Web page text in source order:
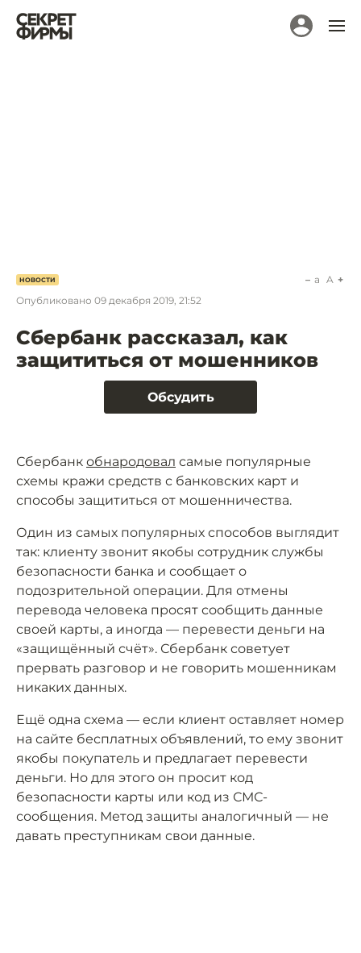
НОВОСТИ
Опубликовано 09 декабря 2019, 21:52
a A
Сбербанк рассказал, как
защититься от мошенников
Обсудить
Сбербанк обнародовал самые популярные
схемы кражи средств с банковских карт и
способы защититься от мошенничества.
Один из самых популярных способов выглядит
так: клиенту звонит якобы сотрудник службы
безопасности банка и сообщает о
подозрительной операции. Для отмены
перевода человека просят сообщить данные
своей карты, а иногда — перевести деньги на
«защищённый счёт». Сбербанк советует
прервать разговор и не говорить мошенникам
никаких данных.
Ещё одна схема — если клиент оставляет номер
на сайте бесплатных объявлений, то ему звонит
якобы покупатель и предлагает перевести
деньги. Но для этого он просит код
безопасности карты или код из СМС-
сообщения. Метод защиты аналогичный — не
давать преступникам свои данные.